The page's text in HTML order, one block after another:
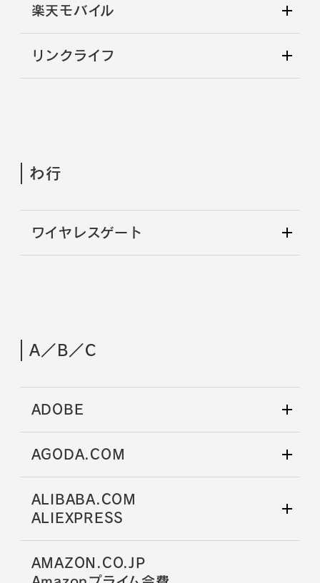
楽天モバイル
リンクライフ
わ行
ワイヤレスゲート
A／B／C
ADOBE
AGODA.COM
ALIBABA.COM
ALIEXPRESS
AMAZON.CO.JP